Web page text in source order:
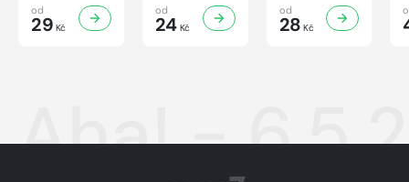
od
29 Kč
od
24Kč
od
28 Kč
Aha! -